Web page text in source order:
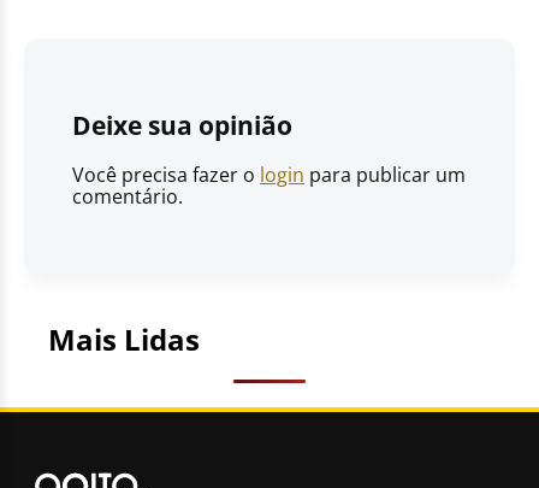
Deixe sua opinião
Você precisa fazer o login para publicar um
comentário.
Mais Lidas